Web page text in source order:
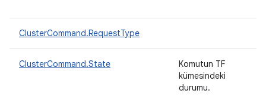
ClusterCommand.RequestType
ClusterCommand.State
Komutun TF
kümesindeki
durumu.